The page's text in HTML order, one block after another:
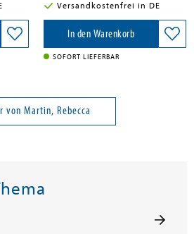
Versandkostenfrei in DE
In den Warenkorb
SOFORT LIEFERBAR
von Martin, Rebecca